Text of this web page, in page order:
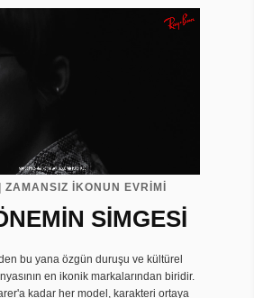
ZAMANSIZ İKONUN EVRIMI
SİMGESİ
bu yana özgün duruşu ve kültürel
en ikonik markalarından biridir.
kadar her model, karakteri ortaya